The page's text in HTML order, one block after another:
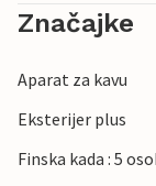
Značajke
Aparat za kavu
Eksterijer plus
Finska kada : 5